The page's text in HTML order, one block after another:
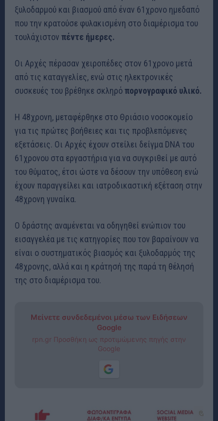
ξυλοδαρμού και βιασμού από έναν 61χρονο ημεδαπό
που την κρατούσε φυλακισμένη στο διαμέρισμα του
τουλάχιστον πέντε ήμερες.
Οι Αρχές πέρασαν χειροπέδες στον 61χρονο μετά
από τις καταγγελίες, ενώ στις ηλεκτρονικές
συσκευές του βρέθηκε σκληρόπορνογραφικό υλικό.
Η 48χρονη, μεταφέρθηκε στο Θριάσιο νοσοκομείο
για τις πρώτες βοήθειες και τις προβλεπόμενες
εξετάσεις. Οι Αρχές έχουν στείλει δείγμα DNA του
61χρονου στα εργαστήρια για να συγκριθεί με αυτό
του θύματος, έτσι ώστε να δέσουν την υπόθεση ενώ
έχουν παραγγείλει και ιατροδικαστική εξέταση στην
48χρονη γυναίκα.
Ο δράστης αναμένεται να οδηγηθεί ενώπιον του
εισαγγελέα με τις κατηγορίες που τον βαραίνουν να
είναι ο συστηματικός βιασμός και ξυλοδαρμός της
48χρονης, αλλά και η κράτησή της παρά τη θέλησή
της στο διαμέρισμα του.
Μείνετε συνδεδεμένοι μέσω των Ειδήσεων
Google
rpn.gr Προσθήκη ως προτιμώμενης πηγής στην
Google